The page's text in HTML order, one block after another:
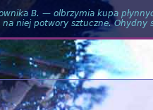
B. — olbrzymia kupa
niej potwory sztuczne. Ohydny